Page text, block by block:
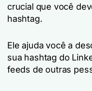
crucial que você
hashtag.
Ele ajuda você a
sua hashtag do
feeds de outras